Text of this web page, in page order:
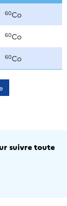
60Co
60Co
60Co
suivre toute